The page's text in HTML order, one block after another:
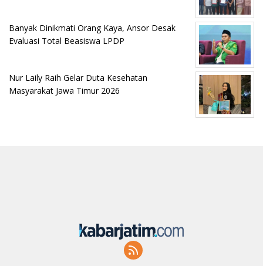
Banyak Dinikmati Orang Kaya, Ansor Desak
Evaluasi Total Beasiswa LPDP
Nur Laily Raih Gelar Duta Kesehatan
Masyarakat Jawa Timur 2026